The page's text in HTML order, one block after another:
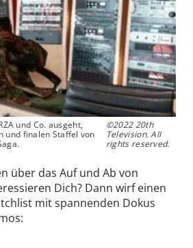
und Co. ausgeht,
und finalen Staffel von
©2022 20th
Television. All
rights reserved.
über das Auf und Ab von
Dich? Dann wirf einen
mit spannenden Dokus